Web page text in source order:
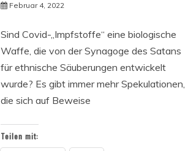
Februar 4, 2022
Sind Covid-„Impfstoffe“ eine biologische
Waffe, die von der Synagoge des Satans
für ethnische Säuberungen entwickelt
wurde? Es gibt immer mehr Spekulationen,
die sich auf Beweise
Teilen mit: